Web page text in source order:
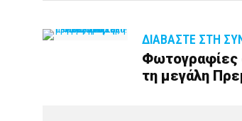
ΔΙΑΒΆΣΤΕ ΣΤΗ
Φωτογραφίες
τη μεγάλη